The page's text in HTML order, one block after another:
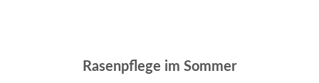
Rasenpflege im Sommer